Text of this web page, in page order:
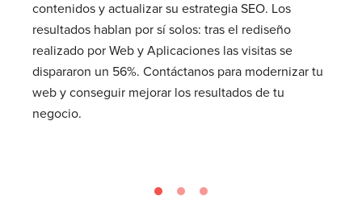
contenidos y actualizar su estrategia SEO. Los
resultados hablan por sí solos: tras el rediseño
realizado por Web y Aplicaciones las visitas se
dispararon un 56%. Contáctanos para modernizar tu
web y conseguir mejorar los resultados de tu
negocio.